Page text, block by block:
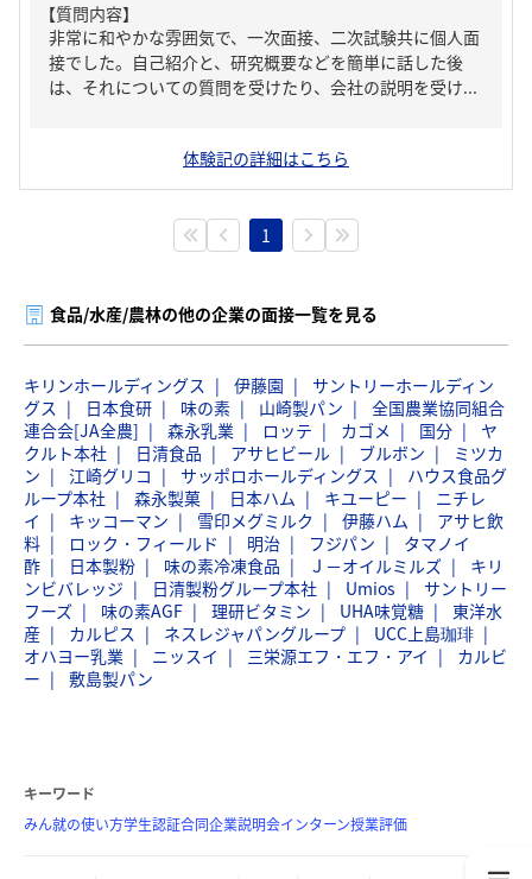
【質問内容】
非常に和やかな雰囲気で、一次面接、二次試験共に個人面
接でした。自己紹介と、研究概要などを簡単に話した後
は、それについての質問を受けたり、会社の説明を受け...
体験記の詳細はこちら
1
食品/水産/農林の他の企業の面接一覧を見る
キリンホールディングス 伊藤園
サントリーホールディン
グス
日本食研 味の素 山崎製パン
全国農業協同組合
連合会[JA全農]
森永乳業 ロッテ カゴメ 国分
ヤ
クルト本社
日清食品 アサヒビール ブルボン
ミツカ
ン
江崎グリコ サッポロホールディングス
ハウス食品グ
ループ本社
森永製菓 日本ハム キユーピー
ニチレ
イ
キッコーマン 雪印メグミルク 伊藤ハム
アサヒ飲
料
ロック・フィールド 明治 フジパン
タマノイ
酢
日本製粉 味の素冷凍食品 Ｊ－オイルミルズ
キリ
ンビバレッジ
日清製粉グループ本社 Umios
サントリー
フーズ
味の素AGF 理研ビタミン UHA味覚糖
東洋水
産
カルピス ネスレジャパングループ
UCC上島珈琲
オハヨー乳業
ニッスイ 三栄源エフ・エフ・アイ
カルビ
ー
敷島製パン
キーワード
みん就の使い方学生認証合同企業説明会インターン授業評価